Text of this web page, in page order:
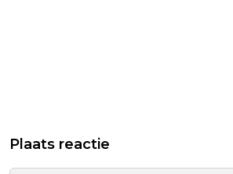
Plaats reactie